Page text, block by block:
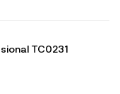
TC0231